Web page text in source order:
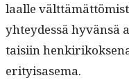
laalle
yhtey­dessä
taisi­in
erityisasema.